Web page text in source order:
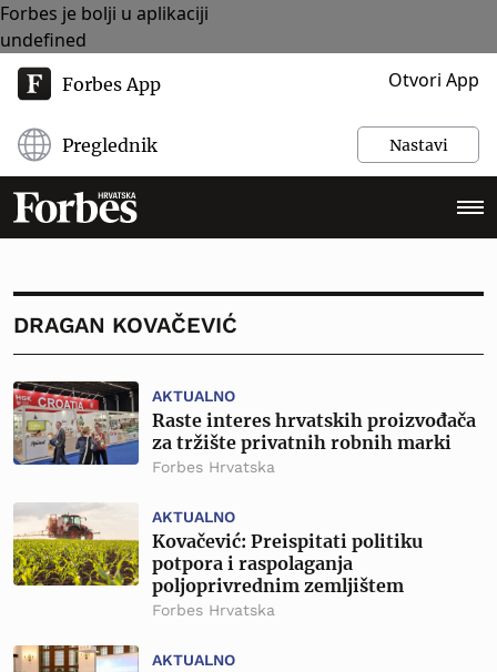
Forbes je bolji u aplikaciji
undefined
Forbes App Otvori App
Preglednik Nastavi
DRAGAN KOVAČEVIĆ
AKTUALNO
Raste interes hrvatskih proizvođača
za tržište privatnih robnih marki
Forbes Hrvatska
AKTUALNO
Kovačević: Preispitati politiku
potpora i raspolaganja
poljoprivrednim zemljištem
Forbes Hrvatska
AKTUALNO